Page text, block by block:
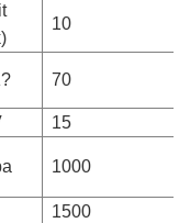
10
70
15
1000
1500